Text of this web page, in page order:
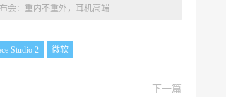
布会：重内不重外，耳机高端
Studio 2 微软
下一篇